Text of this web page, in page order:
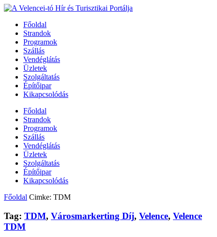
Főoldal
Strandok
Programok
Szállás
Vendéglátás
Üzletek
Szolgáltatás
Építőipar
Kikapcsolódás
Főoldal
Strandok
Programok
Szállás
Vendéglátás
Üzletek
Szolgáltatás
Építőipar
Kikapcsolódás
Főoldal Cimke: TDM
Tag: TDM, Városmarkerting Díj, Velence, Velence
TDM